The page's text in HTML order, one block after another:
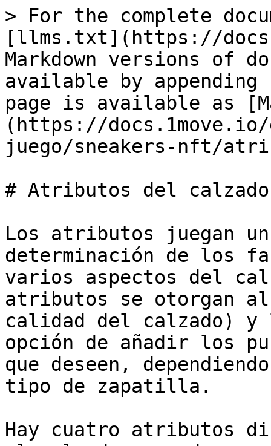
> For the complete
[llms.txt](https://
Markdown versions of
available by
page is available as
(https://
juego/sneakers-nft/
# Atributos del calzado
Los atributos juegan
determinación de los
varios aspectos del
atributos se otorgan al
calidad del calzado)
opción de añadir los
que deseen,
tipo de zapatilla.
Hay cuatro atributos